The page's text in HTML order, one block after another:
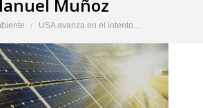
Muñoz
USA avanza en el intento…